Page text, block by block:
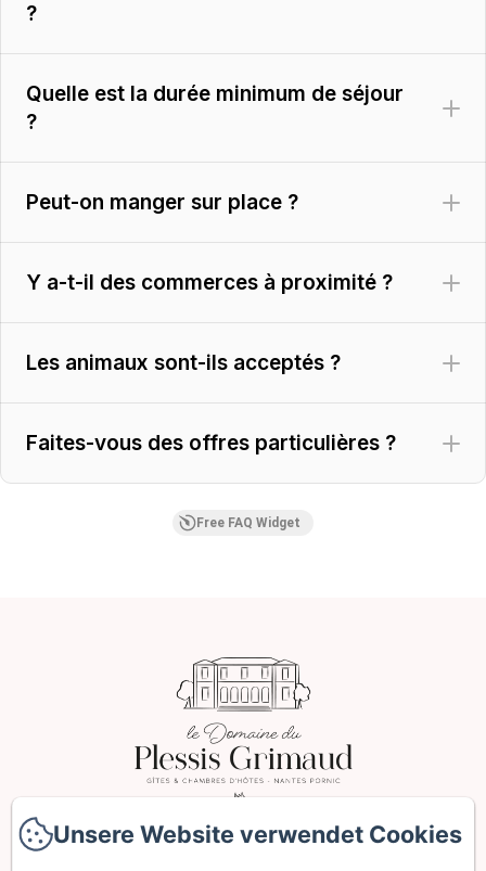
?
Quelle est la durée minimum de séjour
?
Peut-on manger sur place ?
Y a-t-il des commerces à proximité ?
Les animaux sont-ils acceptés ?
Faites-vous des offres particulières ?
Free FAQ Widget
2 Le Plessis Grimaud, Saint-Viaud
Unsere Website verwendet Cookies
Unsere Website verwendet Cookies